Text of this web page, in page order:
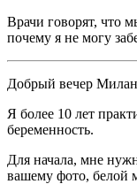
Врачи говорят, что
почему я не могу
Добрый вечер
Я более 10 лет
беременность.
Для начала, мне
вашему фото, белой